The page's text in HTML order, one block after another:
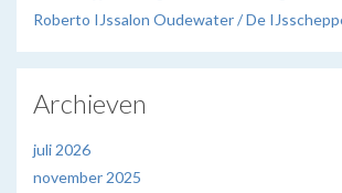
Roberto IJssalon Oudewater / De
Archieven
juli 2026
november 2025